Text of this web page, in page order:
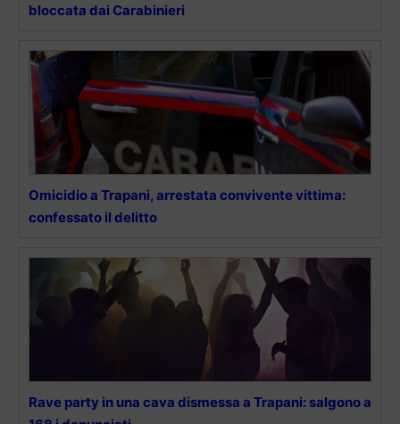
bloccata dai Carabinieri
Omicidio a Trapani, arrestata convivente vittima:
confessato il delitto
Rave party in una cava dismessa a Trapani: salgono a